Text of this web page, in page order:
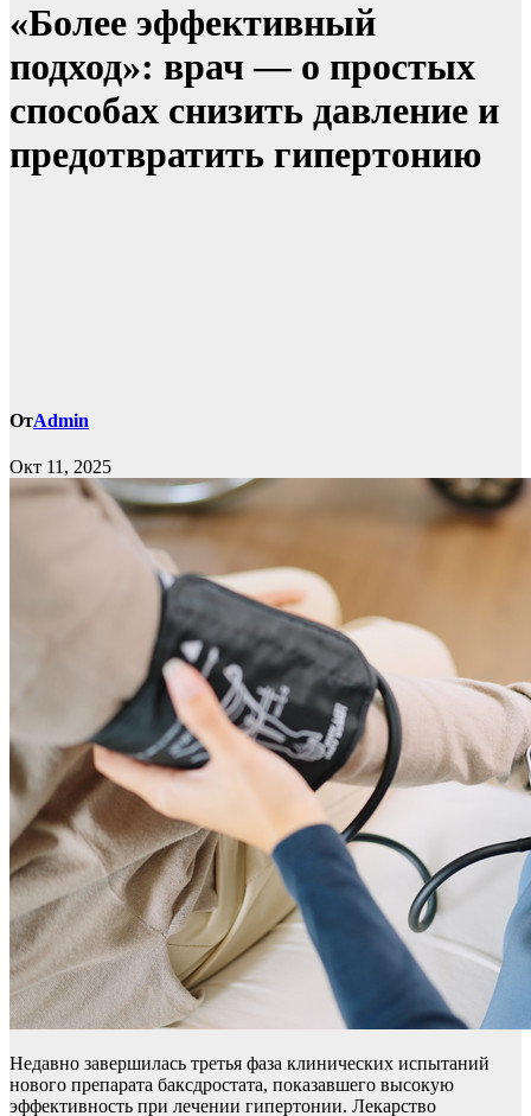
«Более эффективный
подход»: врач — о простых
способах снизить давление и
предотвратить гипертонию
ОтAdmin
Окт 11, 2025
Недавно завершилась третья фаза клинических испытаний
нового препарата баксдростата, показавшего высокую
эффективность при лечении гипертонии. Лекарство